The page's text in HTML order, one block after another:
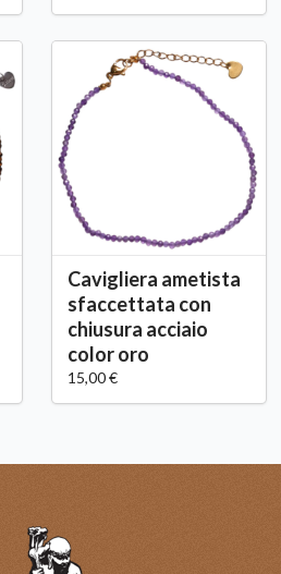
Cavigliera ametista
sfaccettata con
chiusura acciaio
color oro
15,00 €